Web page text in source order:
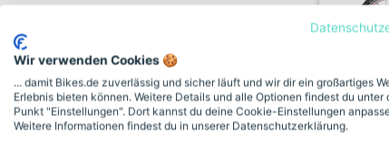
woom
powder
Wir verwenden Cookies 🍪
... damit Bikes.de zuverlässig und sicher läuft und wir dir ein großartiges
Erlebnis bieten können. Weitere Details und alle Optionen findest du unter
Punkt "Einstellungen". Dort kannst du deine Cookie-Einstellungen
Weitere Informationen findest du in unserer Datenschutzerklärung.